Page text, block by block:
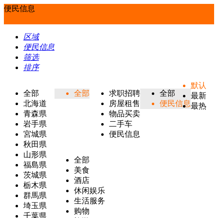
便民信息
区域
便民信息
筛选
排序
全部
北海道
青森県
岩手県
宮城県
秋田県
山形県
福島県
茨城県
栃木県
群馬県
埼玉県
千葉県
全部
求职招聘
房屋租售
物品买卖
二手车
便民信息
全部
便民信息
全部
美食
酒店
休闲娱乐
生活服务
购物
默认
最新
最热